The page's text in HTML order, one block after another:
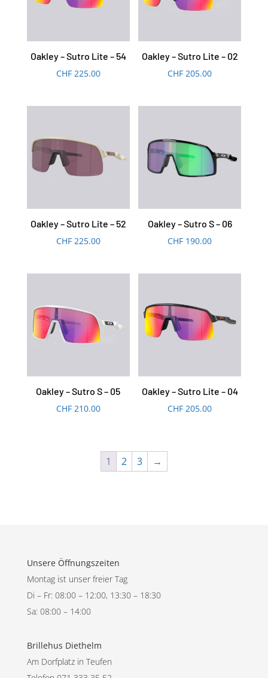
Oakley – Sutro Lite – 54
CHF225.00
Oakley – Sutro Lite – 02
CHF 205.00
Oakley – Sutro Lite – 52
CHF225.00
Oakley – Sutro S – 06
CHF 190.00
Oakley – Sutro S – 05
CHF210.00
Oakley – Sutro Lite – 04
CHF 205.00
1 2 3 →
Unsere Öffnungszeiten
Montag ist unser freier Tag
Di – Fr: 08:00 – 12:00, 13:30 – 18:30
Sa: 08:00 – 14:00
Brillehus Diethelm
Am Dorfplatz in Teufen